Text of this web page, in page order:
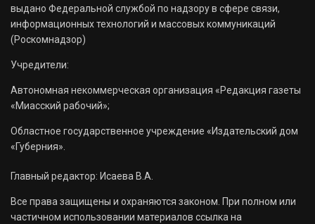
выдано Федеральной службой по надзору в сфере связи,
информационных технологий и массовых коммуникаций
(Роскомнадзор)
Учредители:
Автономная некоммерческая организация «Редакция газеты
«Миасский рабочий»;
Областное государственное учреждение «Издательский дом
«Губерния».
Главный редактор: Исаева В.А.
Все права защищены и охраняются законом. При полном или
частичном использовании материалов ссылка на